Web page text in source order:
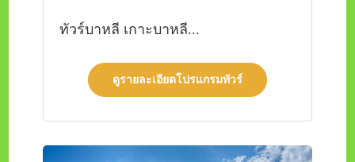
ทัวร์บาหลี เกาะบาหลี...
ดูรายละเอียดโปรแกรมทัวร์